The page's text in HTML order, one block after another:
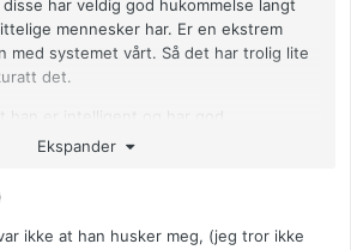
har veldig god hukommelse langt
mennesker har. Er en ekstrem
med systemet vårt. Så det har trolig lite
det.
han er intelligent og har god
høy status på toppen er det ikke rart om
du er nok ikke den eneste som
Ekspander
ikke at han husker meg, (jeg tror ikke